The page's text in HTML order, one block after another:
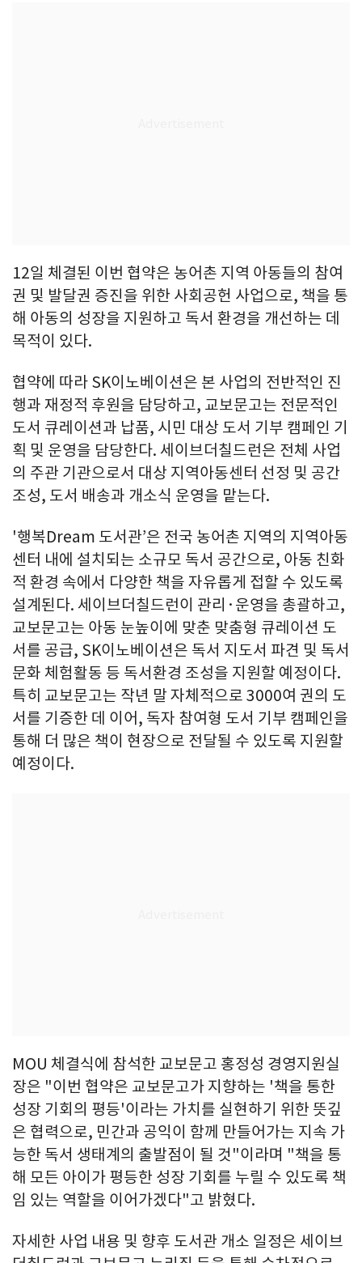
12일 체결된 이번 협약은 농어촌 지역 아동들의 참여
권 및 발달권 증진을 위한 사회공헌 사업으로, 책을 통
해 아동의 성장을 지원하고 독서 환경을 개선하는 데
목적이 있다.
협약에 따라 SK이노베이션은 본 사업의 전반적인 진
행과 재정적 후원을 담당하고, 교보문고는 전문적인
도서 큐레이션과 납품, 시민 대상 도서 기부 캠페인 기
획 및 운영을 담당한다. 세이브더칠드런은 전체 사업
의 주관 기관으로서 대상 지역아동센터 선정 및 공간
조성, 도서 배송과 개소식 운영을 맡는다.
'행복Dream 도서관’은 전국 농어촌 지역의 지역아동
센터 내에 설치되는 소규모 독서 공간으로, 아동 친화
적 환경 속에서 다양한 책을 자유롭게 접할 수 있도록
설계된다. 세이브더칠드런이 관리·운영을 총괄하고,
교보문고는 아동 눈높이에 맞춘 맞춤형 큐레이션 도
서를 공급, SK이노베이션은 독서 지도서 파견 및 독서
문화 체험활동 등 독서환경 조성을 지원할 예정이다.
특히 교보문고는 작년 말 자체적으로 3000여 권의 도
서를 기증한 데 이어, 독자 참여형 도서 기부 캠페인을
통해 더 많은 책이 현장으로 전달될 수 있도록 지원할
예정이다.
MOU 체결식에 참석한 교보문고 홍정성 경영지원실
장은 "이번 협약은 교보문고가 지향하는 '책을 통한
성장 기회의 평등'이라는 가치를 실현하기 위한 뜻깊
은 협력으로, 민간과 공익이 함께 만들어가는 지속 가
능한 독서 생태계의 출발점이 될 것"이라며 "책을 통
해 모든 아이가 평등한 성장 기회를 누릴 수 있도록 책
임 있는 역할을 이어가겠다"고 밝혔다.
자세한 사업 내용 및 향후 도서관 개소 일정은 세이브